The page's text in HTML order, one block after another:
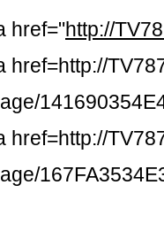
href="http://
href=http://
href=http://